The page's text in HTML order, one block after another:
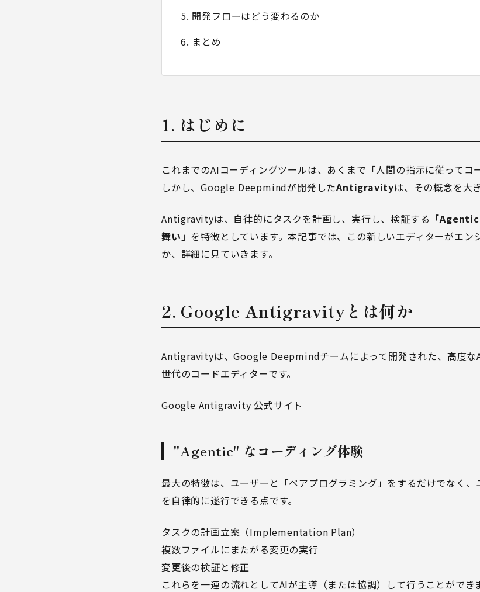
5. 開発フローはどう変わるのか
6. まとめ
1. はじめに
これまでのAIコーディングツールは、あくまで「人間の指示に従ってコ
しかし、Google Deepmindが開発したAntigravityは、その概念を大
Antigravityは、自律的にタスクを計画し、実行し、検証する 「
舞い」 を特徴としています。本記事では、この新しいエディターがエン
か、詳細に見ていきます。
2. Google Antigravityとは何か
Antigravityは、Google Deepmindチームによって開発された、高度な
世代のコードエディターです。
Google Antigravity 公式サイト
"Agentic" なコーディング体験
最大の特徴は、ユーザーと「ペアプログラミング」をするだけでなく
を自律的に遂行できる点です。
タスクの計画立案（Implementation Plan）
複数ファイルにまたがる変更の実行
変更後の検証と修正
これらを一連の流れとしてAIが主導（または協調）して行うことができ